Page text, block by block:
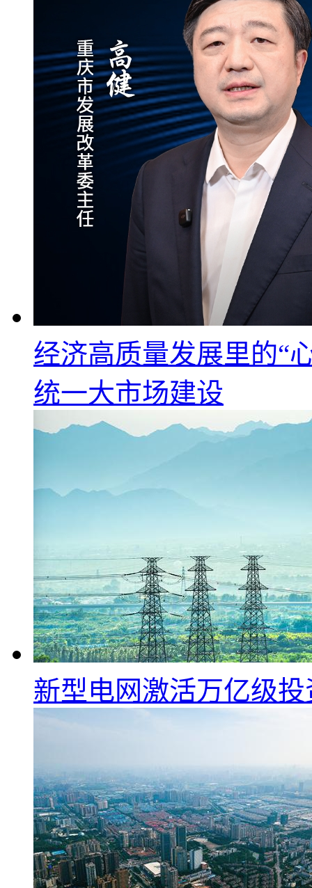
经济高质量发展里的“
统一大市场建设
新型电网激活万亿级